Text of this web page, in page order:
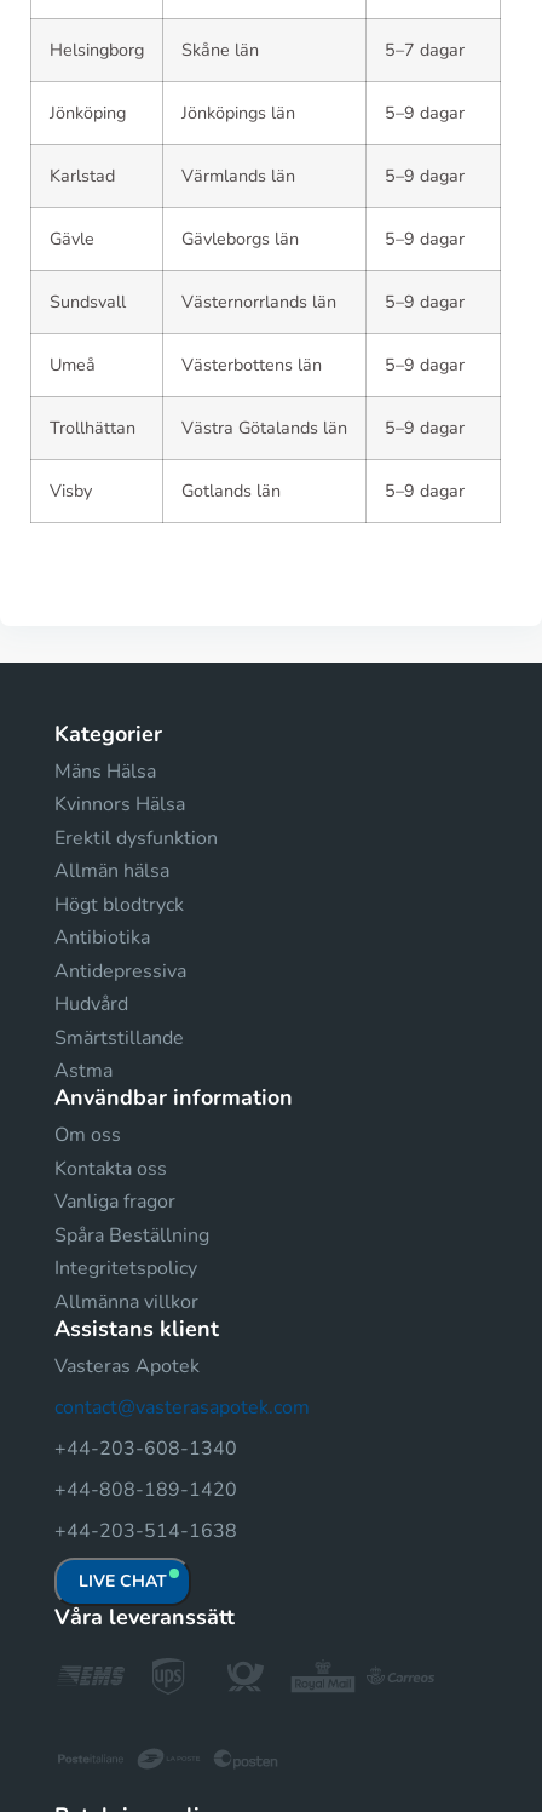
Helsingborg Skåne län 5–7 dagar
Jönköping Jönköpings län 5–9 dagar
Karlstad Värmlands län 5–9 dagar
Gävle Gävleborgs län 5–9 dagar
Sundsvall Västernorrlands län 5–9 dagar
Umeå Västerbottens län 5–9 dagar
Trollhättan Västra Götalands län 5–9 dagar
Visby Gotlands län 5–9 dagar
Kategorier
Mäns Hälsa
Kvinnors Hälsa
Erektil dysfunktion
Allmän hälsa
Högt blodtryck
Antibiotika
Antidepressiva
Hudvård
Smärtstillande
Astma
Användbar information
Om oss
Kontakta oss
Vanliga fragor
Spåra Beställning
Integritetspolicy
Allmänna villkor
Assistans klient
Vasteras Apotek
contact@vasterasapotek.com
+44-203-608-1340
+44-808-189-1420
+44-203-514-1638
LIVE CHAT
Våra leveranssätt